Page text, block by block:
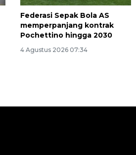
Federasi Sepak Bola AS
memperpanjang kontrak
Pochettino hingga 2030
4 Agustus 2026 07:34